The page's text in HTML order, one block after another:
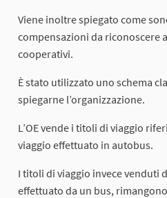
Viene inoltre spiegato come
compensazioni da riconoscere
cooperativi.
È stato utilizzato uno schema
spiegarne l’organizzazione.
L’OE vende i titoli di viaggio
viaggio effettuato in autobus.
I titoli di viaggio invece venduti
effettuato da un bus,